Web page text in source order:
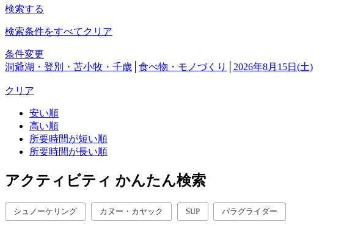
検索する
検索条件をすべてクリア
条件変更
洞爺湖・登別・苫小牧・千歳
食べ物・モノづくり 2026年8月15日(土)
クリア
安い順
高い順
所要時間が短い順
所要時間が長い順
アクティビティ かんたん検索
シュノーケリング カヌー・カヤック SUP パラグライダー